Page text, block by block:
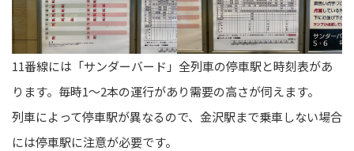
11番線には「サンダーバード」全列車の停車駅と時刻表があ
ります。毎時1〜2本の運行があり需要の高さが伺えます。
列車によって停車駅が異なるので、金沢駅まで乗車しない場合
には停車駅に注意が必要です。